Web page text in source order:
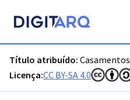
Título atribuído: Casamentos
Licença:CC BY-SA 4.0